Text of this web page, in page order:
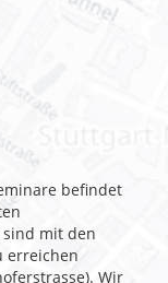
befindet
sind mit den
erreichen
Wir